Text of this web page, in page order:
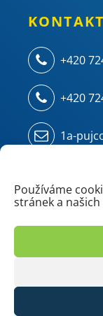
Používáme
stránek a našich
KONTAKT
+420
+420
1a-
500 04
(areál
© 2026 1.A